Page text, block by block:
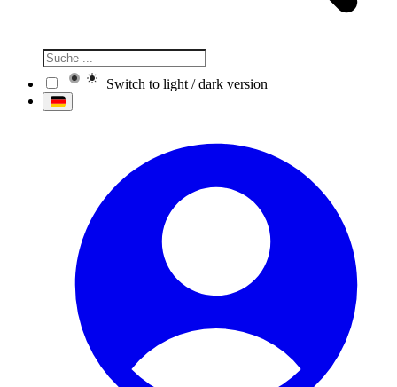
Switch to light / dark version